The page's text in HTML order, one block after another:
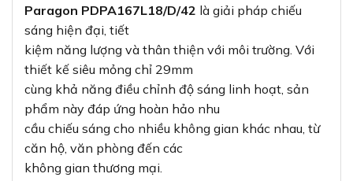
Paragon PDPA167L18/D/42 là giải pháp chiếu
sáng hiện đại, tiết
kiệm năng lượng và thân thiện với môi trường. Với
thiết kế siêu mỏng chỉ 29mm
cùng khả năng điều chỉnh độ sáng linh hoạt, sản
phẩm này đáp ứng hoàn hảo nhu
cầu chiếu sáng cho nhiều không gian khác nhau, từ
căn hộ, văn phòng đến các
không gian thương mại.